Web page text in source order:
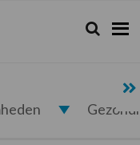
Zoeken...
Zoek